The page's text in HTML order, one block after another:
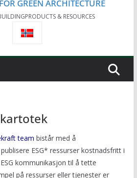
GREEN ARCHITECTURE
& RESOURCES
kartotek
team bistår med å
ESG* ressurser kostnadsfritt i
kommunikasjon til å tette
på ressurser eller tjenester er